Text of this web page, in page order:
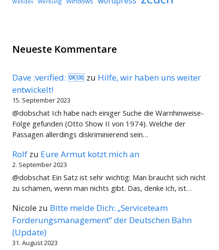
Neueste Kommentare
Dave :verified: 🆗🆒 zu Hilfe, wir haben uns weiter
entwickelt!
15. September 2023
@dobschat Ich habe nach einiger Suche die Warnhinweise-
Folge gefunden (Otto Show II von 1974). Welche der
Passagen allerdings diskriminierend sein…
Rolf zu Eure Armut kotzt mich an
2. September 2023
@dobschat Ein Satz ist sehr wichtig: Man braucht sich nicht
zu schämen, wenn man nichts gibt. Das, denke ich, ist…
Nicole zu Bitte melde Dich: „Serviceteam
Forderungsmanagement“ der Deutschen Bahn
(Update)
31. August 2023